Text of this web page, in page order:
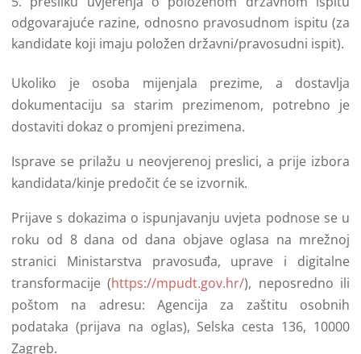
odgovarajuće razine, odnosno pravosudnom ispitu (za
kandidate koji imaju položen državni/pravosudni ispit).
Ukoliko je osoba mijenjala prezime, a dostavlja
dokumentaciju sa starim prezimenom, potrebno je
dostaviti dokaz o promjeni prezimena.
Isprave se prilažu u neovjerenoj preslici, a prije izbora
kandidata/kinje predočit će se izvornik.
Prijave s dokazima o ispunjavanju uvjeta podnose se u
roku od 8 dana od dana objave oglasa na mrežnoj
stranici Ministarstva pravosuđa, uprave i digitalne
transformacije (https://mpudt.gov.hr/), neposredno ili
poštom na adresu: Agencija za zaštitu osobnih
podataka (prijava na oglas), Selska cesta 136, 10000
Zagreb.